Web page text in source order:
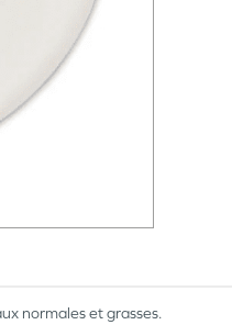
normales et grasses.